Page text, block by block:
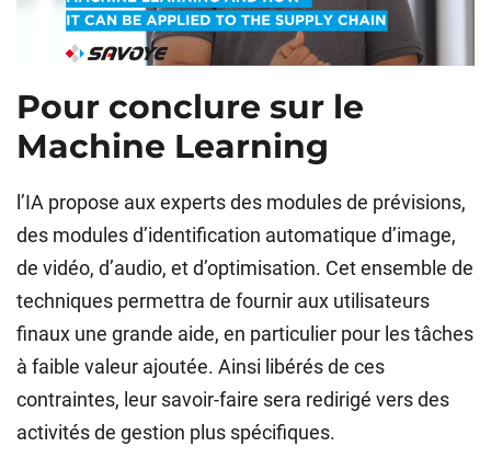
Pour conclure sur le
Machine Learning
l’IA propose aux experts des modules de prévisions,
des modules d’identification automatique d’image,
de vidéo, d’audio, et d’optimisation. Cet ensemble de
techniques permettra de fournir aux utilisateurs
finaux une grande aide, en particulier pour les tâches
à faible valeur ajoutée. Ainsi libérés de ces
contraintes, leur savoir-faire sera redirigé vers des
activités de gestion plus spécifiques.